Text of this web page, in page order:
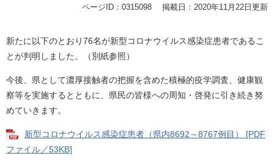
ページID：0315098 掲載日：2020年11月22日更新
新たに以下のとおり76名が新型コロナウイルス感染症患者であるこ
とが判明しました。（別紙参照）
今後、県として濃厚接触者の把握を含めた積極的疫学調査、健康観
察等を実施するとともに、県民の皆様への周知・啓発に引き続き努
めていきます。
新型コロナウイルス感染症患者（県内8692～8767例目） [PDF
ファイル／53KB]